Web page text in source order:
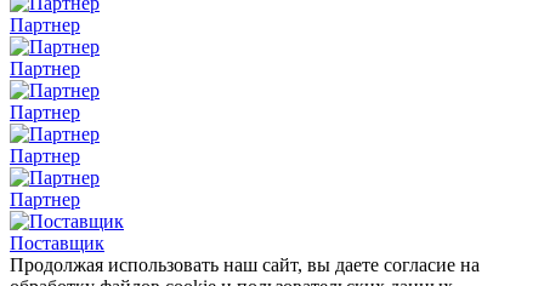
Партнер
Партнер
Партнер
Партнер
Партнер
Поставщик
Продолжая использовать наш сайт, вы даете согласие на